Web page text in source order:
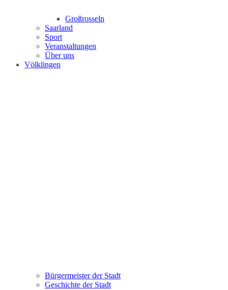
Großrosseln
Saarland
Sport
Veranstaltungen
Über uns
Völklingen
Bürgermeister der Stadt
Geschichte der Stadt